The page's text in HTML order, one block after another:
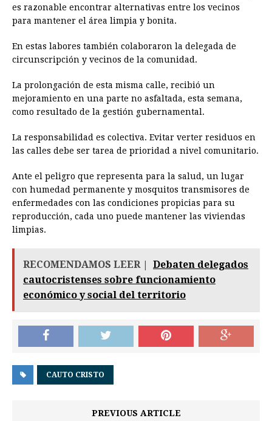
es razonable encontrar alternativas entre los vecinos
para mantener el área limpia y bonita.
En estas labores también colaboraron la delegada de
circunscripción y vecinos de la comunidad.
La prolongación de esta misma calle, recibió un
mejoramiento en una parte no asfaltada, esta semana,
como resultado de la gestión gubernamental.
La responsabilidad es colectiva. Evitar verter residuos en
las calles debe ser tarea de prioridad a nivel comunitario.
Ante el peligro que representa para la salud, un lugar
con humedad permanente y mosquitos transmisores de
enfermedades con las condiciones propicias para su
reproducción, cada uno puede mantener las viviendas
limpias.
RECOMENDAMOS LEER |
Debaten delegados
cautocristenses sobre funcionamiento
económico y social del territorio
CAUTO CRISTO
PREVIOUS ARTICLE